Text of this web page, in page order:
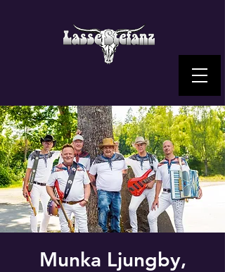
Munka Ljungby,